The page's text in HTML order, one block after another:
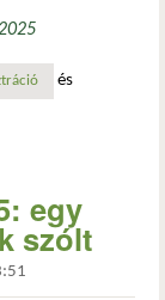
a firefox
és
egy
szólt